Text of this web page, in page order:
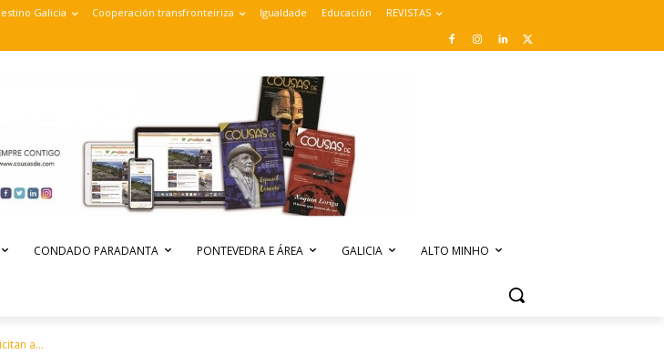
Galicia Cooperación transfronteiriza Igualdade Educación REVISTAS
CONDADO PARADANTA PONTEVEDRA E ÁREA GALICIA ALTO MINHO
a...